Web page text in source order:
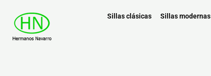
Sillas clásicas Sillas modernas